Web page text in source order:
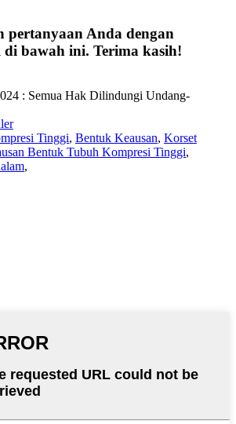
Anda dengan
bawah ini. Terima kasih!
: Semua Hak Dilindungi Undang-
Tinggi, Bentuk Keausan, Korset
Bentuk Tubuh Kompresi Tinggi,
,